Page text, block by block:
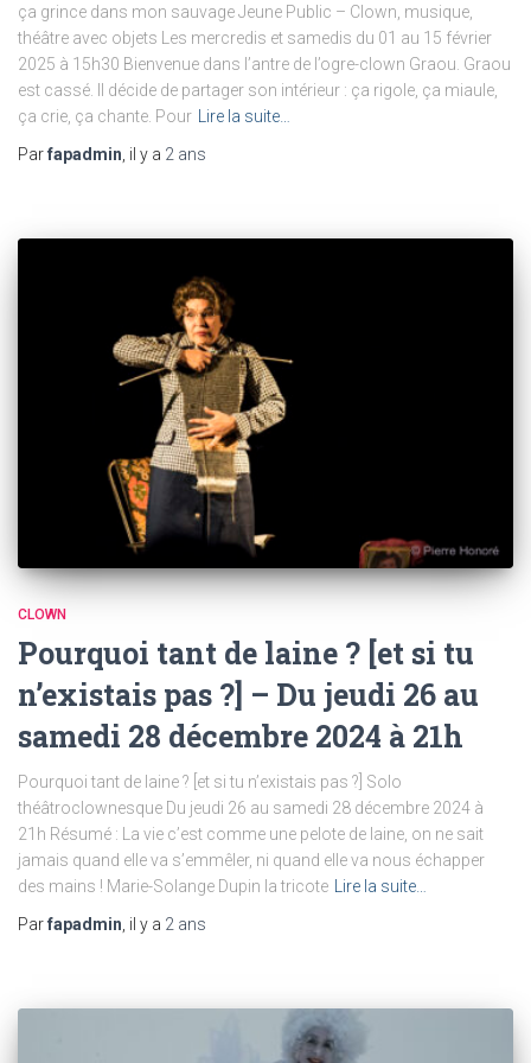
ça grince dans mon sauvage Jeune Public – Clown, musique,
théâtre avec objets Les mercredis et samedis du 01 au 15 février
2025 à 15h30 Bienvenue dans l’antre de l’ogre-clown Graou. Graou
est cassé. Il décide de partager son intérieur : ça rigole, ça miaule,
ça crie, ça chante. Pour
Lire la suite…
Parfapadmin , il y a 2 ans
CLOWN
Pourquoi tant de laine ? [et si tu
n’existais pas ?] – Du jeudi 26 au
samedi 28 décembre 2024 à 21h
Pourquoi tant de laine ? [et si tu n’existais pas ?] Solo
théâtroclownesque Du jeudi 26 au samedi 28 décembre 2024 à
21h Résumé : La vie c’est comme une pelote de laine, on ne sait
jamais quand elle va s’emmêler, ni quand elle va nous échapper
des mains ! Marie-Solange Dupin la tricote Lire la suite…
Parfapadmin, il y a 2 ans